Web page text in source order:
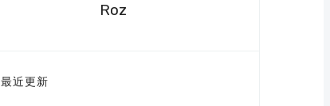
Roz
最近更新